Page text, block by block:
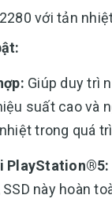
với tản
Giúp duy trì
suất cao và
trong quá
PlayStation®5:
này hoàn